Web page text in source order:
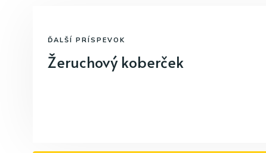
ĎALŠÍ PRÍSPEVOK
Žeruchový koberček